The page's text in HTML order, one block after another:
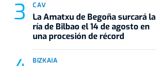
CAV
La Amatxu de Begoña surcará la
ría de Bilbao el 14 de agosto en
una procesión de récord
BIZKAIA